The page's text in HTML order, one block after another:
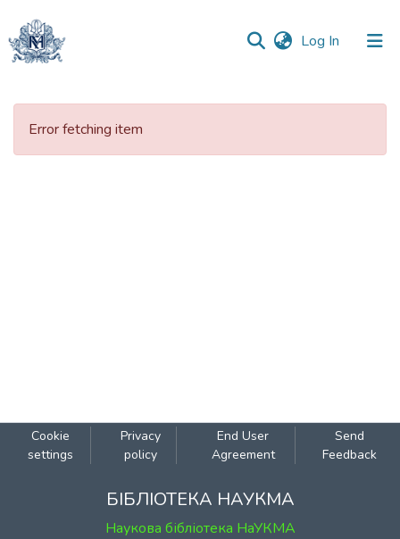
Log In (current)
Statistics
Error fetching item
Cookie
settings
Privacy
policy
End User
Agreement
Send
Feedback
БІБЛІОТЕКА НАУКМА
Наукова бібліотека НаУКМА